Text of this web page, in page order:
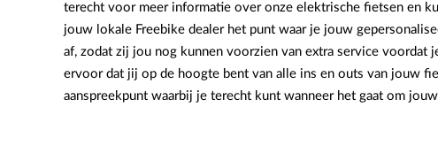
terecht voor meer informatie over onze elektrische fietsen en
jouw lokale Freebike dealer het punt waar je jouw
af, zodat zij jou nog kunnen voorzien van extra service
ervoor dat jij op de hoogte bent van alle ins en outs van jouw
aanspreekpunt waarbij je terecht kunt wanneer het gaat om